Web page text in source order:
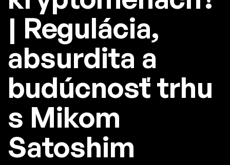
| Regulácia,
absurdita a
budúcnosť trhu
s Mikom
Satoshim